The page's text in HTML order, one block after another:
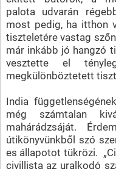
palota udvarán
most pedig, ha itthon
tiszteletére vastag
már inkább jó hangzó
vesztette el
megkülönböztetett
India
még számtalan
mahárádzsáját.
útikönyvünkből szó
es állapotot tükrözi.
civillista az uralkodó